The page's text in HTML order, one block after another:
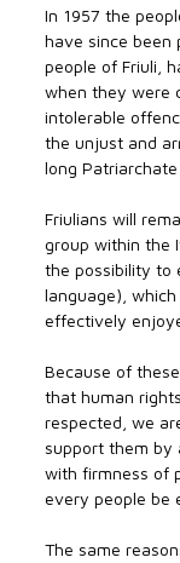
In 1957 the
have since been
people of Friuli,
when they were
intolerable
the unjust and
long Patriarchate
Friulians will
group within the
the possibility to
language),
effectively
Because of
that human
respected, we
support them by
with firmness of
every people be
The same